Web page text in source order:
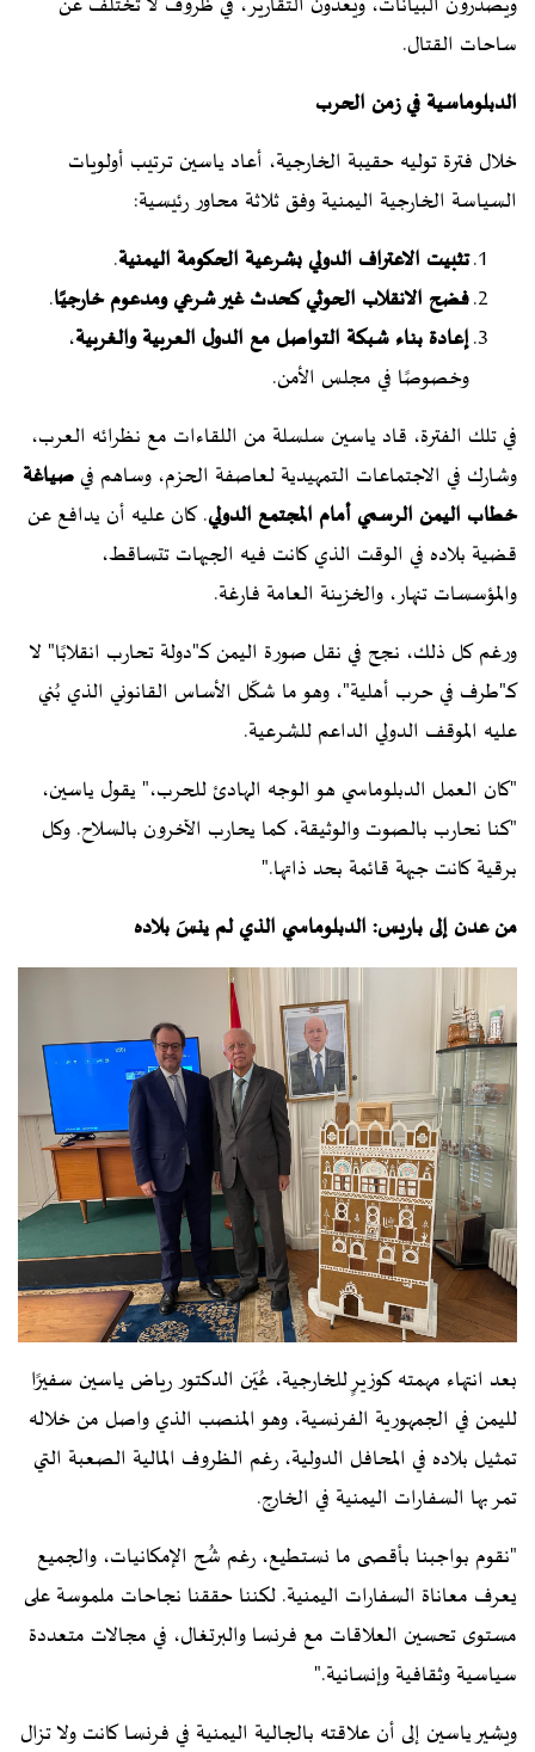
ساحات القتال.
الدبلوماسية في زمن الحرب
خلال فترة توليه حقيبة الخارجية، أعاد ياسين ترتيب أولويات
السياسة الخارجية اليمنية وفق ثلاثة محاور رئيسية:
تثبيت الاعتراف الدولي بشرعية الحكومة اليمنية.
فضح الانقلاب الحوثي كحدث غير شرعي ومدعوم خارجيًا.
إعادة بناء شبكة التواصل مع الدول العربية والغربية،
وخصوصًا في مجلس الأمن.
في تلك الفترة، قاد ياسين سلسلة من اللقاءات مع نظرائه العرب،
وشارك في الاجتماعات التمهيدية لعاصفة الحزم، وساهم في صياغة
خطاب اليمن الرسمي أمام المجتمع الدولي. كان عليه أن يدافع عن
قضية بلاده في الوقت الذي كانت فيه الجبهات تتساقط،
والمؤسسات تنهار، والخزينة العامة فارغة.
ورغم كل ذلك، نجح في نقل صورة اليمن كـ"دولة تحارب انقلابًا" لا
كـ"طرف في حرب أهلية"، وهو ما شكّل الأساس القانوني الذي بُني
عليه الموقف الدولي الداعم للشرعية.
"كان العمل الدبلوماسي هو الوجه الهادئ للحرب،" يقول ياسين،
"كنا نحارب بالصوت والوثيقة، كما يحارب الآخرون بالسلاح. وكل
برقية كانت جبهة قائمة بحد ذاتها."
من عدن إلى باريس: الدبلوماسي الذي لم ينسَ بلاده
بعد انتهاء مهمته كوزيرٍ للخارجية، عُيّن الدكتور رياض ياسين سفيرًا
لليمن في الجمهورية الفرنسية، وهو المنصب الذي واصل من خلاله
تمثيل بلاده في المحافل الدولية، رغم الظروف المالية الصعبة التي
تمر بها السفارات اليمنية في الخارج.
"نقوم بواجبنا بأقصى ما نستطيع، رغم شُح الإمكانيات، والجميع
يعرف معاناة السفارات اليمنية. لكننا حققنا نجاحات ملموسة على
مستوى تحسين العلاقات مع فرنسا والبرتغال، في مجالات متعددة
سياسية وثقافية وإنسانية."
ويشير ياسين إلى أن علاقته بالجالية اليمنية في فرنسا كانت ولا تزال